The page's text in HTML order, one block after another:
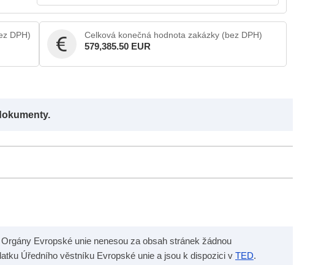
DPH) Celková konečná hodnota zakázky (bez DPH)
579,385.50 EUR
Evropské unie nenesou za obsah stránek žádnou
Úředního věstníku Evropské unie a jsou k dispozici v TED.